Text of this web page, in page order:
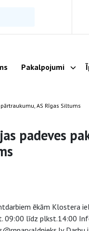
Pakalpojumi
AS Rīgas Siltums
padeves
ēkām Klostera
09:00 līdz plkst.14:00